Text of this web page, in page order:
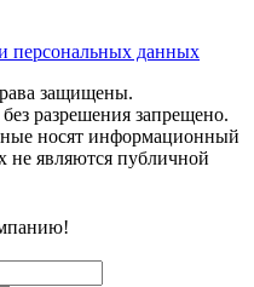
персональных данных
защищены.
разрешения запрещено.
носят информационный
не являются публичной